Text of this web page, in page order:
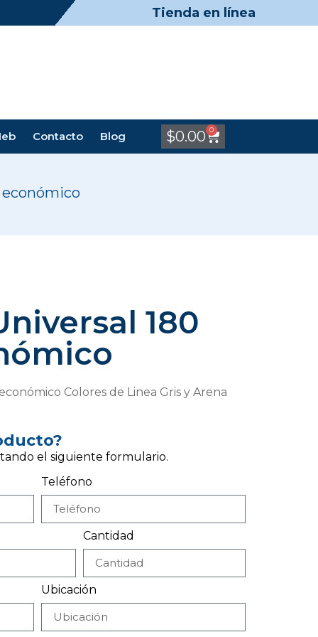
Tienda en línea
Contacto Blog $0.00 0
económico
180
Colores de Linea Gris y Arena
el siguiente formulario.
Teléfono
Cantidad
Ubicación